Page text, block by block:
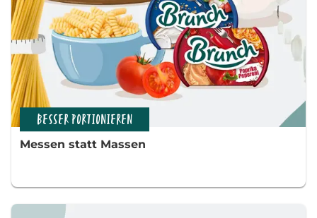
BESSER PORTIONIEREN
Messen statt Massen